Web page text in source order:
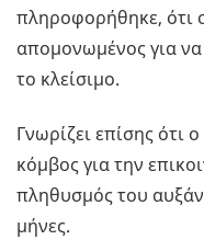
πληροφορήθηκε, ότι
απομονωμένος για να
το κλείσιμο.
Γνωρίζει επίσης ότι
κόμβος για την
πληθυσμός του
μήνες.